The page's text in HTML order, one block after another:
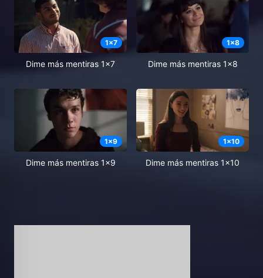
1x7
Dime más mentiras 1x7
1x8
Dime más mentiras 1x8
1x9
Dime más mentiras 1x9
1x10
Dime más mentiras 1x10